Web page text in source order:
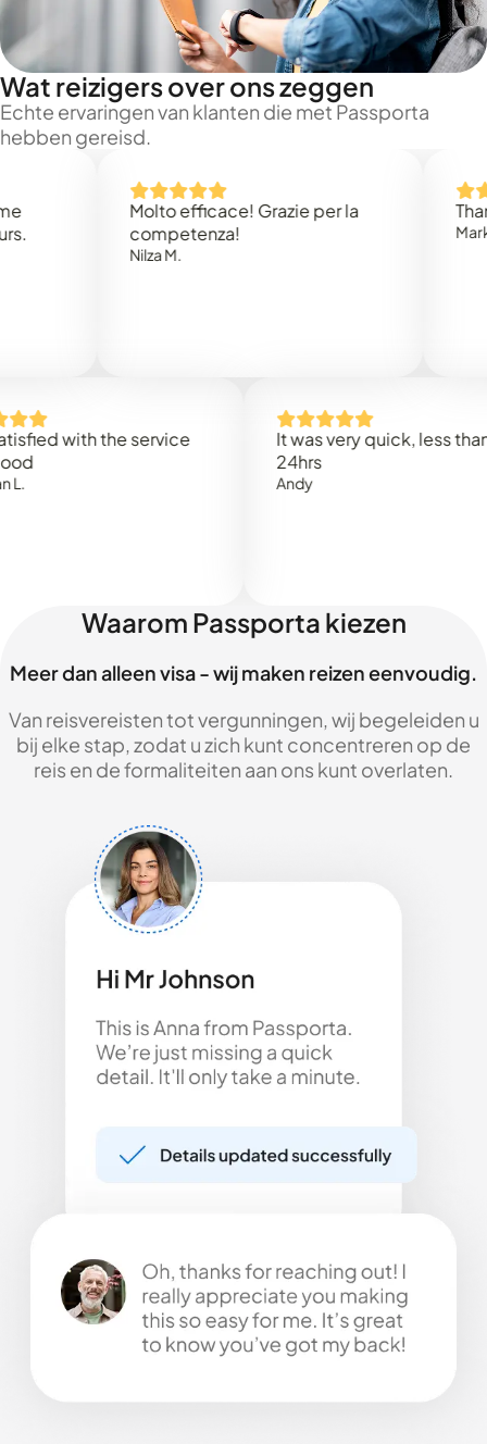
Wat reizigers over ons zeggen
Echte ervaringen van klanten die met Passporta
hebben gereisd.
Molto efficace! Grazie per la
competenza!
Thank
the service
It was very quick, less than
Waarom Passporta kiezen
Meer dan alleen visa - wij maken reizen eenvoudig.
Van reisvereisten tot vergunningen, wij begeleiden u
bij elke stap, zodat u zich kunt concentreren op de
reis en de formaliteiten aan ons kunt overlaten.